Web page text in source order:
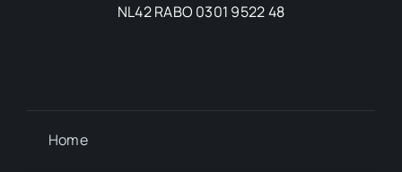
NL42 RABO 0301 9522 48
Home